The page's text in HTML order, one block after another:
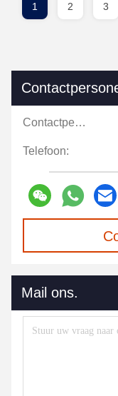
1 2 3
Contactpersonen:
Telefoon:
Mail ons.